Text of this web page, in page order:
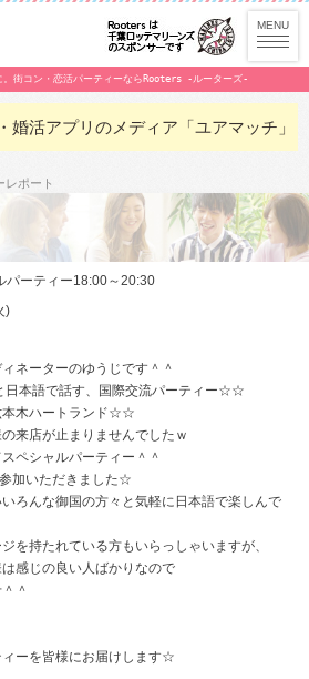
。街コン・恋活パーティーならRooters -ルーターズ-
婚活アプリのメディア「ユアマッチ」
レポート
パーティー18:00～20:30
)
ネーターのゆうじです＾＾
日本語で話す、国際交流パーティー☆☆
本木ハートランド☆☆
来店が止まりませんでしたｗ
ペシャルパーティー＾＾
加いただきました☆
ろんな御国の方々と気軽に日本語で楽しんで
を持たれている方もいらっしゃいますが、
感じの良い人ばかりなので
＾
ーを皆様にお届けします☆